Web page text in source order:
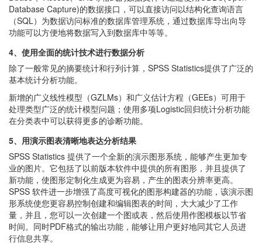
Database Capture)的数据接口，可以直接访问以结构化查询语言
（SQL）为数据访问标准的数据库管理系统，通过数据库导出向导
功能可以方便地将数据写入到数据库中等等。
4、使用全面的统计技术进行数据分析
除了一般常见的摘要统计和行列计算，SPSS Statistics提供了广泛的
基本统计分析功能。
新增的广义线性模型（GZLMs）和广义估计方程（GEEs）可用于
处理类型广泛的统计模型问题；使用多项Logistic回归统计分析功能
在分类表中可以获得更多的诊断功能。
5、用演示图表清晰地表达分析结果
SPSS Statistics 提供了一个全新的演示图形系统，能够产生更加专
业的图片。它包括了以前版本软件中提供的所有图形，并且提供了
新功能，使图形定制化生成更为容易，产生的图表分辨率更高。
SPSS 软件进一步增强了高度可视化的图形构建器的功能，该演示图
形系统使您更容易控制创建和编辑图表的时间，大大减少了工作
量，并且，您可以一次创建一个图或表，然后使用作图模板以节省
时间。同时PDF格式的输出功能，能够让用户更好地同其它人员进
行信息共享。